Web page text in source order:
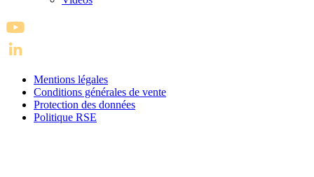
Mentions légales
Conditions générales de vente
Protection des données
Politique RSE